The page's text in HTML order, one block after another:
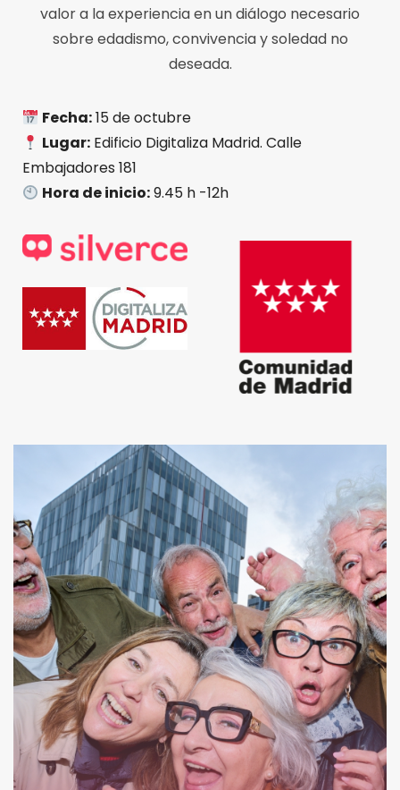
valor a la experiencia en un diálogo necesario
sobre edadismo, convivencia y soledad no
deseada.
Fecha:15 de octubre
Lugar: Edificio Digitaliza Madrid. Calle
Embajadores 181
Hora de inicio:9.45 h -12h